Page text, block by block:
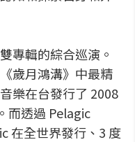
專輯的綜合巡演。
歲月鴻溝》中最精
樂在台發行了 2008
而透過 Pelagic
在全世界發行、3 度